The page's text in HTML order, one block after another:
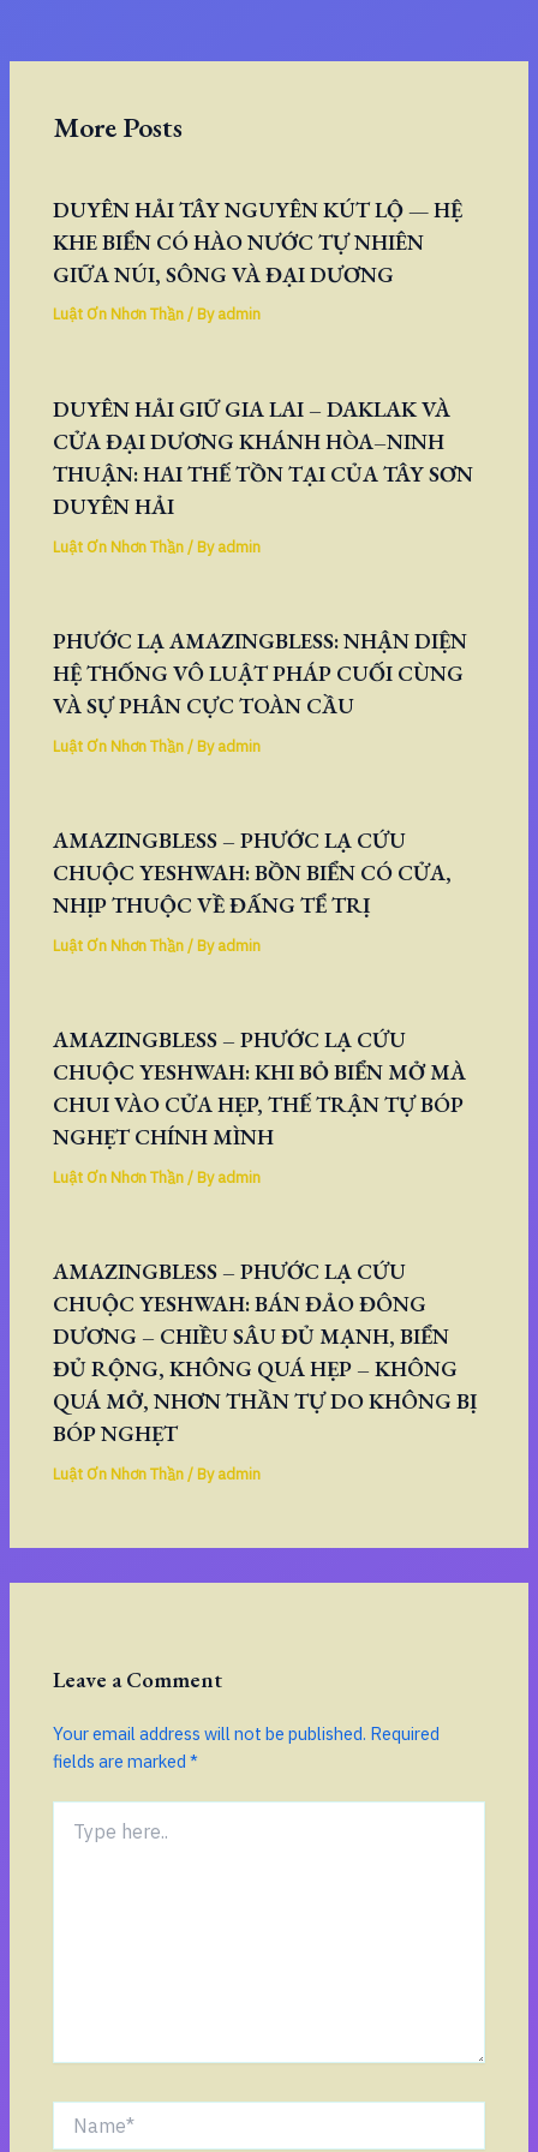
More Posts
DUYÊN HẢI TÂY NGUYÊN KÚT LỘ — HỆ
KHE BIỂN CÓ HÀO NƯỚC TỰ NHIÊN
GIỮA NÚI, SÔNG VÀ ĐẠI DƯƠNG
Luật Ơn Nhơn Thần/ Byadmin
DUYÊN HẢI GIỮ GIA LAI – DAKLAK VÀ
CỬA ĐẠI DƯƠNG KHÁNH HÒA–NINH
THUẬN: HAI THẾ TỒN TẠI CỦA TÂY SƠN
DUYÊN HẢI
Luật Ơn Nhơn Thần/ Byadmin
PHƯỚC LẠ AMAZINGBLESS: NHẬN DIỆN
HỆ THỐNG VÔ LUẬT PHÁP CUỐI CÙNG
VÀ SỰ PHÂN CỰC TOÀN CẦU
Luật Ơn Nhơn Thần/ Byadmin
AMAZINGBLESS – PHƯỚC LẠ CỨU
CHUỘC YESHWAH: BỒN BIỂN CÓ CỬA,
NHỊP THUỘC VỀ ĐẤNG TỂ TRỊ
Luật Ơn Nhơn Thần/ Byadmin
AMAZINGBLESS – PHƯỚC LẠ CỨU
CHUỘC YESHWAH: KHI BỎ BIỂN MỞ MÀ
CHUI VÀO CỬA HẸP, THẾ TRẬN TỰ BÓP
NGHẸT CHÍNH MÌNH
Luật Ơn Nhơn Thần/ Byadmin
AMAZINGBLESS – PHƯỚC LẠ CỨU
CHUỘC YESHWAH: BÁN ĐẢO ĐÔNG
DƯƠNG – CHIỀU SÂU ĐỦ MẠNH, BIỂN
ĐỦ RỘNG, KHÔNG QUÁ HẸP – KHÔNG
QUÁ MỞ, NHƠN THẦN TỰ DO KHÔNG BỊ
BÓP NGHẸT
Luật Ơn Nhơn Thần/ Byadmin
Leave a Comment
Your email address will not be published. Required
fields are marked*
here..